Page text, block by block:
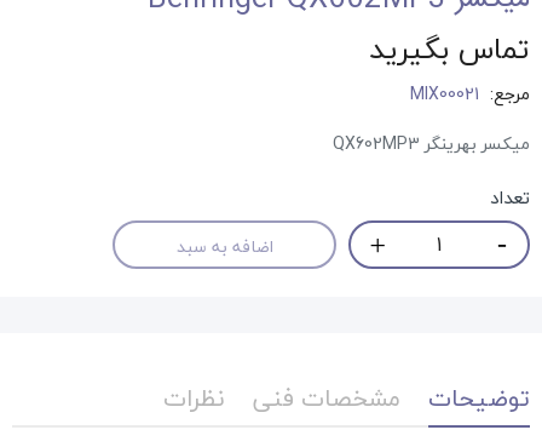
تماس بگیرید
مرجع: MIX00021
میکسر بهرینگر QX602MP3
تعداد
اضافه به سبد
توضیحات مشخصات فنی نظرات